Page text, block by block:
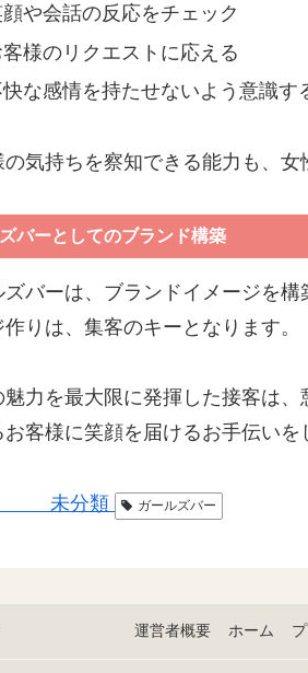
や会話の反応をチェック
客様のリクエストに応える
な感情を持たせないよう意識す
の気持ちを察知できる能力も、女
バーとしてのブランド構築
ズバーは、ブランドイメージを
作りは、集客のキーとなります。
魅力を最大限に発揮した接客は
客様に笑顔を届けるお手伝いを
分類 ガールズバー
運営者概要 ホーム